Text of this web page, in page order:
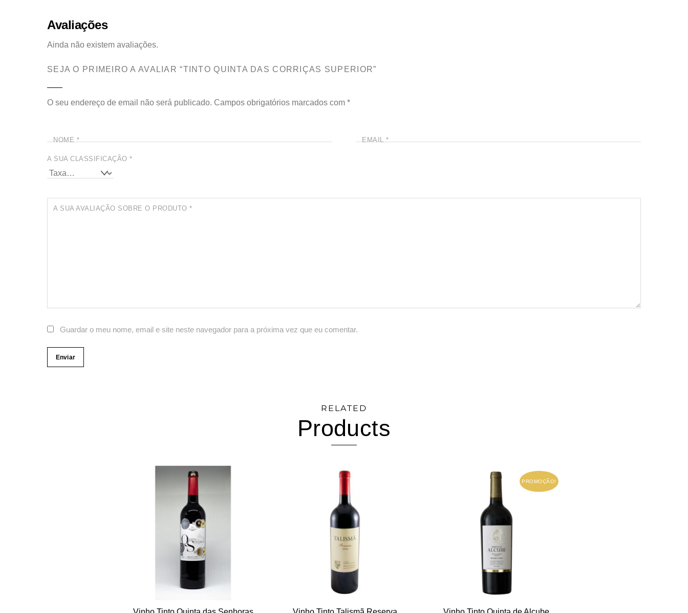
Avaliações
Ainda não existem avaliações.
SEJA O PRIMEIRO A AVALIAR “TINTO QUINTA DAS CORRIÇAS SUPERIOR”
O seu endereço de email não será publicado. Campos obrigatórios marcados com *
NOME * EMAIL*
A SUA CLASSIFICAÇÃO*
A SUA AVALIAÇÃO SOBRE O PRODUTO*
Guardar o meu nome, email e site neste navegador para a próxima vez que eu comentar.
RELATED
Products
PROMOÇÃO!